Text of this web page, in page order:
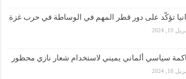
تؤكّد على دور قطر المهم في الوساطة في حرب غزة
أبريل 19, 2024
سياسي ألماني يميني لاستخدام شعار نازي محظور
أبريل 18, 2024